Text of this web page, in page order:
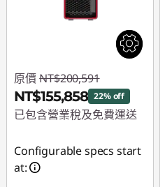
原價 NT$200,591
NT$155,858 22% off
已包含營業稅及免費運送
NT$44,733
Configurable specs start
at: